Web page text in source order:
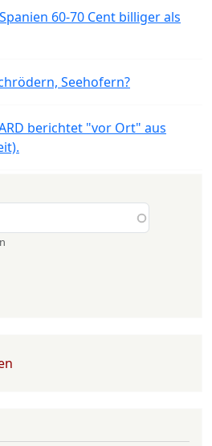
60-70 Cent billiger als
Seehofern?
berichtet "vor Ort" aus